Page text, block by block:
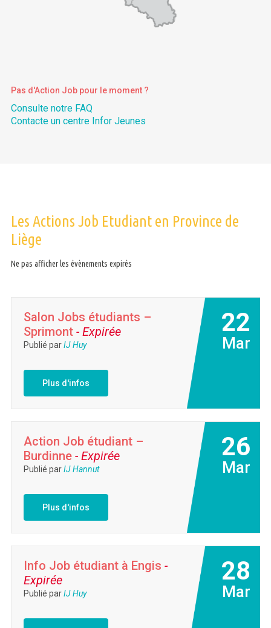
Pas d'Action Job pour le moment ?
Consulte notre FAQ
Contacte un centre Infor Jeunes
Les Actions Job Etudiant en Province de
Liège
Ne pas afficher les évènements expirés
Salon Jobs étudiants –
Sprimont - Expirée
Publié par IJ Huy
Plus d'infos
22
Mar
Action Job étudiant –
Burdinne - Expirée
Publié par IJ Hannut
Plus d'infos
26
Mar
Info Job étudiant à Engis -
Expirée
Publié par IJ Huy
28
Mar